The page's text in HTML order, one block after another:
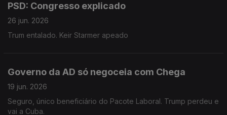
PSD: Congresso explicado
26 jun. 2026
Trum entalado. Keir Starmer apeado
Governo da AD só negoceia com Chega
19 jun. 2026
Seguro, único beneficiário do Pacote Laboral. Trump perdeu e
vai a Cuba.